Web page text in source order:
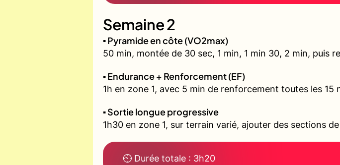
Semaine 2
▪️ Pyramide en côte (VO2max)
50 min, montée de 30 sec, 1 min, 1 min 30, 2 min, puis
▪️ Endurance + Renforcement (EF)
1h en zone 1, avec 5 min de renforcement toutes les
▪️ Sortie longue progressive
1h30 en zone 1, sur terrain varié, ajouter des sections
⏲ Durée totale : 3h20